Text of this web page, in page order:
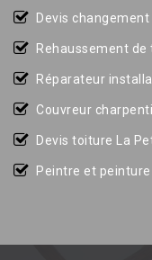
Devis
Rehaussement
Réparateur
Couvreur
Devis toiture La
Peintre et